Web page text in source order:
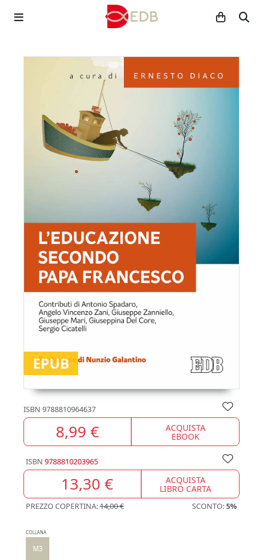
EPUB
ISBN 9788810964637
8,99 € ACQUISTA
EBOOK
ISBN 9788810203965
13,30 € ACQUISTA
LIBRO CARTA
PREZZO COPERTINA:14,00 € SCONTO:5%
COLLANA
M3